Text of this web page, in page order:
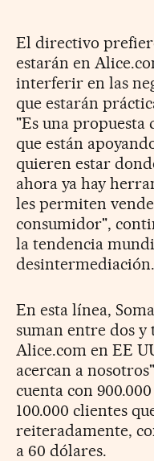
El directivo
estarán en
interferir en las
que estarán
"Es una propuesta
que están
quieren estar
ahora ya hay
les permiten
consumidor",
la tendencia
desintermediación.
En esta línea,
suman entre dos y
Alice.com en EE
acercan a
cuenta con
100.000 clientes
reiteradamente,
a 60 dólares.